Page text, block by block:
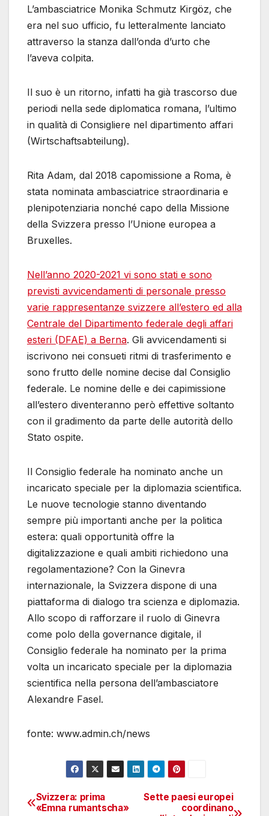
L’ambasciatrice Monika Schmutz Kirgöz, che
era nel suo ufficio, fu letteralmente lanciato
attraverso la stanza dall’onda d’urto che
l’aveva colpita.
Il suo è un ritorno, infatti ha già trascorso due
periodi nella sede diplomatica romana, l’ultimo
in qualità di Consigliere nel dipartimento affari
(Wirtschaftsabteilung).
Rita Adam, dal 2018 capomissione a Roma, è
stata nominata ambasciatrice straordinaria e
plenipotenziaria nonché capo della Missione
della Svizzera presso l’Unione europea a
Bruxelles.
Nell’anno 2020-2021 vi sono stati e sono
previsti avvicendamenti di personale presso
varie rappresentanze svizzere all’estero ed alla
Centrale del Dipartimento federale degli affari
esteri (DFAE) a Berna. Gli avvicendamenti si
iscrivono nei consueti ritmi di trasferimento e
sono frutto delle nomine decise dal Consiglio
federale. Le nomine delle e dei capimissione
all’estero diventeranno però effettive soltanto
con il gradimento da parte delle autorità dello
Stato ospite.
Il Consiglio federale ha nominato anche un
incaricato speciale per la diplomazia scientifica.
Le nuove tecnologie stanno diventando
sempre più importanti anche per la politica
estera: quali opportunità offre la
digitalizzazione e quali ambiti richiedono una
regolamentazione? Con la Ginevra
internazionale, la Svizzera dispone di una
piattaforma di dialogo tra scienza e diplomazia.
Allo scopo di rafforzare il ruolo di Ginevra
come polo della governance digitale, il
Consiglio federale ha nominato per la prima
volta un incaricato speciale per la diplomazia
scientifica nella persona dell’ambasciatore
Alexandre Fasel.
fonte: www.admin.ch/news
Navigazione
Sette paesi europei
coordinano
Svizzera: prima
«Emna rumantscha»